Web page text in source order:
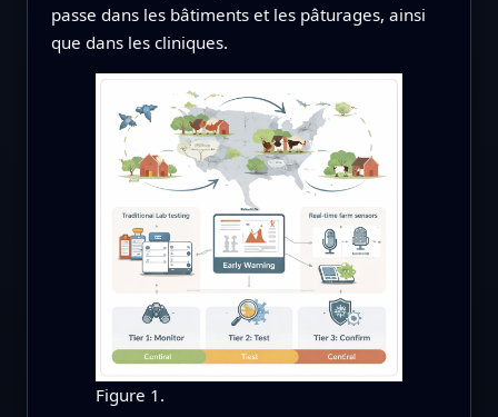
passe dans les bâtiments et les pâturages, ainsi
que dans les cliniques.
Figure 1.